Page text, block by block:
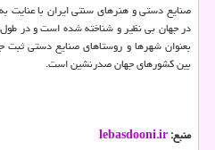
صنایع دستی و هنرهای سنتی ایران با عنایت
بعنوان شهرها و روستاهای صنایع دستی ثبت
بین کشورهای جهان صدرنشین است.
منبع:lebasdooni.ir